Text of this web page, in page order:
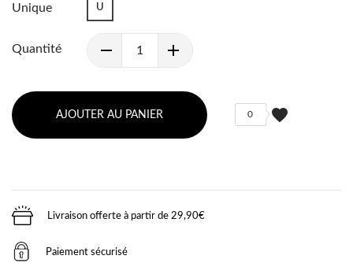
Unique U
Quantité
AJOUTER AU PANIER favorite
0
Livraison offerte à partir de 29,90€
Paiement sécurisé